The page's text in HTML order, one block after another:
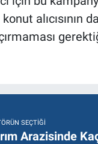
SEÇTIĞI
Arazisinde